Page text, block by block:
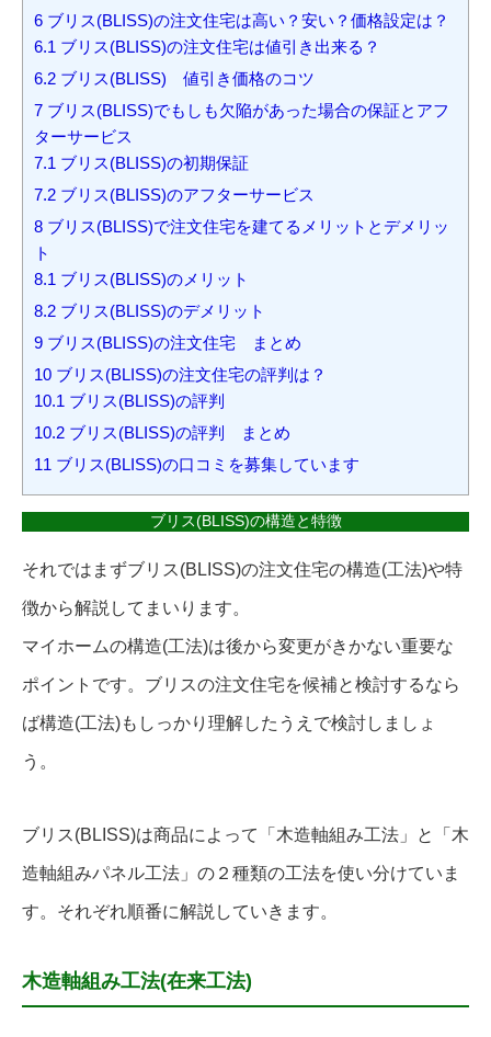
6 ブリス(BLISS)の注文住宅は高い？安い？価格設定は？
6.1 ブリス(BLISS)の注文住宅は値引き出来る？
6.2 ブリス(BLISS) 値引き価格のコツ
7 ブリス(BLISS)でもしも欠陥があった場合の保証とアフ
ターサービス
7.1 ブリス(BLISS)の初期保証
7.2 ブリス(BLISS)のアフターサービス
8 ブリス(BLISS)で注文住宅を建てるメリットとデメリッ
ト
8.1 ブリス(BLISS)のメリット
8.2 ブリス(BLISS)のデメリット
9 ブリス(BLISS)の注文住宅 まとめ
10 ブリス(BLISS)の注文住宅の評判は？
10.1 ブリス(BLISS)の評判
10.2 ブリス(BLISS)の評判 まとめ
11 ブリス(BLISS)の口コミを募集しています
ブリス(BLISS)の構造と特徴
それではまずブリス(BLISS)の注文住宅の構造(工法)や特
徴から解説してまいります。
マイホームの構造(工法)は後から変更がきかない重要な
ポイントです。ブリスの注文住宅を候補と検討するなら
ば構造(工法)もしっかり理解したうえで検討しましょ
う。
ブリス(BLISS)は商品によって「木造軸組み工法」と「木
造軸組みパネル工法」の２種類の工法を使い分けていま
す。それぞれ順番に解説していきます。
木造軸組み工法(在来工法)